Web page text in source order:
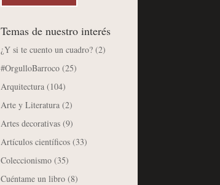
Temas de nuestro interés
¿Y si te cuento un cuadro? (2)
#OrgulloBarroco (25)
Arquitectura (104)
Arte y Literatura (2)
Artes decorativas (9)
Artículos científicos (33)
Coleccionismo (35)
Cuéntame un libro (8)